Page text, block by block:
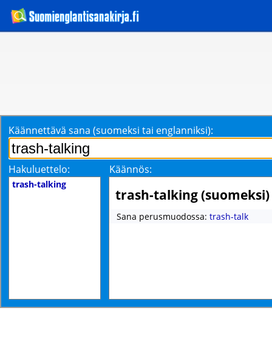
Käännettävä sana (suomeksi tai englanniksi):
Hakuluettelo: Käännös:
trash-talking
trash-talking (suomeksi)
Sana perusmuodossa: trash-talk